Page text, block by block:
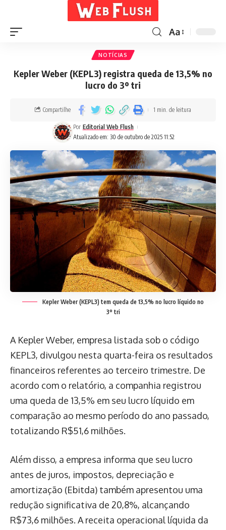
Aa
NOTÍCIAS
Kepler Weber (KEPL3) registra queda de 13,5% no
lucro do 3º tri
Atualizado em: 30 de outubro de 2025 11:52
Por Editorial Web Flush
Compartilhe 1 min. de leitura
Kepler Weber (KEPL3) tem queda de 13,5% no lucro líquido no
3º tri
A Kepler Weber, empresa listada sob o código
KEPL3, divulgou nesta quarta-feira os resultados
financeiros referentes ao terceiro trimestre. De
acordo com o relatório, a companhia registrou
uma queda de 13,5% em seu lucro líquido em
comparação ao mesmo período do ano passado,
totalizando R$51,6 milhões.
Além disso, a empresa informa que seu lucro
antes de juros, impostos, depreciação e
amortização (Ebitda) também apresentou uma
redução significativa de 20,8%, alcançando
R$73,6 milhões. A receita operacional líquida da